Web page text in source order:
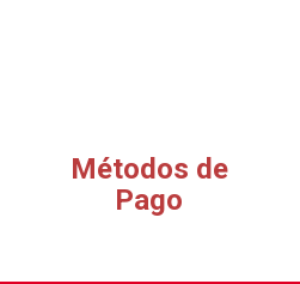
Métodos de
Pago